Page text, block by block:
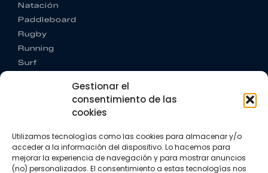
Gestionar el
consentimiento de las
cookies
Utilizamos tecnologías como las cookies para almacenar y/o
acceder a la información del dispositivo. Lo hacemos para
mejorar la experiencia de navegación y para mostrar anuncios
(no) personalizados. El consentimiento a estas tecnologías nos
Natación
Paddleboard
Rugby
Running
Surf
CONTACTO
+34 662 342 177
info@vkssport.com
SÍGUENOS